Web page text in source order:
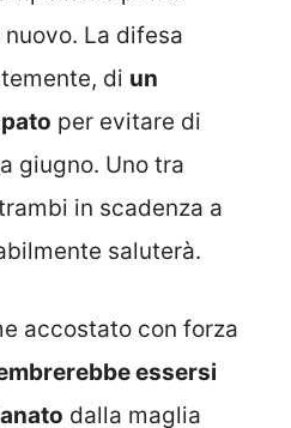
nuovo. La difesa
di un
per evitare di
giugno. Uno tra
in scadenza a
saluterà.
accostato con forza
essersi
dalla maglia